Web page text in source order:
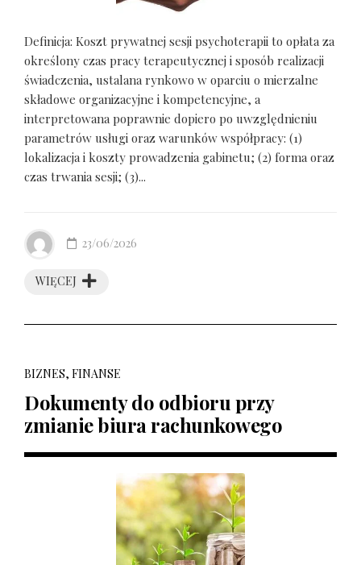
Definicja: Koszt prywatnej sesji psychoterapii to opłata za
określony czas pracy terapeutycznej i sposób realizacji
świadczenia, ustalana rynkowo w oparciu o mierzalne
składowe organizacyjne i kompetencyjne, a
interpretowana poprawnie dopiero po uwzględnieniu
parametrów usługi oraz warunków współpracy: (1)
lokalizacja i koszty prowadzenia gabinetu; (2) forma oraz
czas trwania sesji; (3)...
WIĘCEJ
23/06/2026
BIZNES, FINANSE
Dokumenty do odbioru przy
zmianie biura rachunkowego